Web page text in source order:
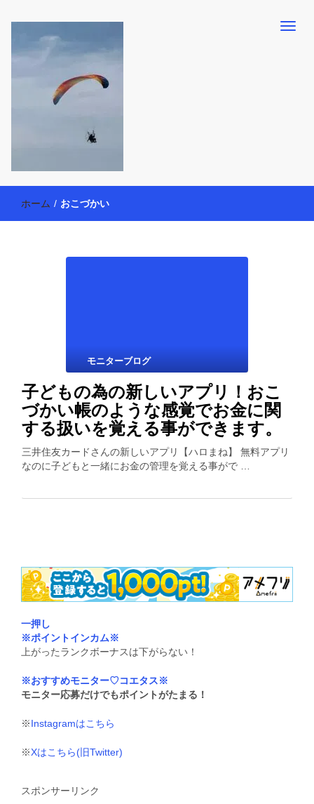
働く母の40代を楽しむ方法
ー活動を通して、豊かな生活を楽しんでいます。懸賞やモニター生
活だけでなく、大好きな【旅行・温泉・食育・美容健康アイテム探
索】も全力で楽しみます。
ホーム / おこづかい
モニターブログ
子どもの為の新しいアプリ！おこ
づかい帳のような感覚でお金に関
する扱いを覚える事ができます。
三井住友カードさんの新しいアプリ【ハロまね】 無料アプリ
なのに子どもと一緒にお金の管理を覚える事がで …
一押し
※ポイントインカム※
上がったランクボーナスは下がらない！
※おすすめモニター♡コエタス※
モニター応募だけでもポイントがたまる！
※Instagramはこちら
※Xはこちら(旧Twitter)
スポンサーリンク